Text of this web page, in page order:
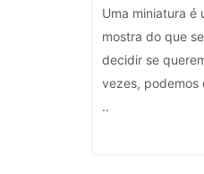
Uma miniatura é
mostra do que
decidir se
vezes, podemos
..